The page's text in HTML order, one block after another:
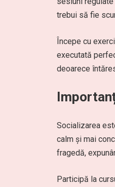
trebui să fie
Începe cu
executată
deoarece
Socializarea
calm și mai
fragedă,
Participă la